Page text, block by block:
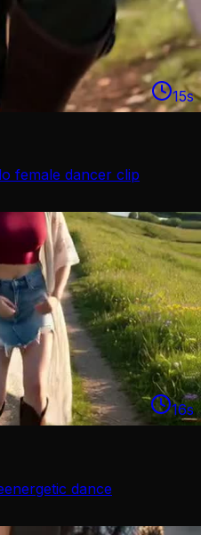
15s
female dancer clip
16s
energetic dance